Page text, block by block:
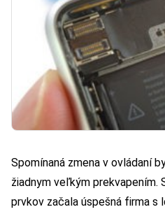
Spomínaná zmena v ovládaní
žiadnym veľkým
prvkov začala úspešná firma s